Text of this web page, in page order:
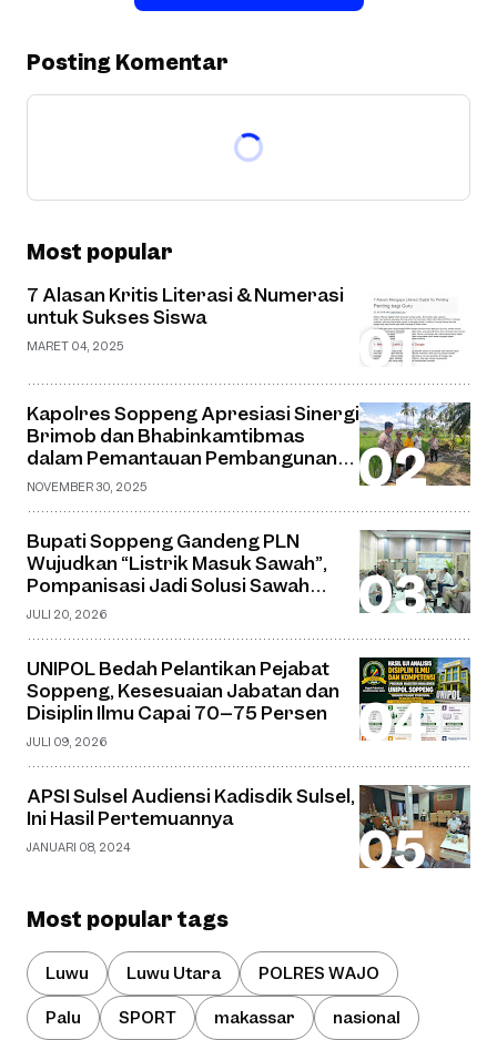
Posting Komentar
Most popular
7 Alasan Kritis Literasi & Numerasi
untuk Sukses Siswa
MARET 04, 2025
Kapolres Soppeng Apresiasi Sinergi
Brimob dan Bhabinkamtibmas
dalam Pemantauan Pembangunan
Jembatan Gantung di Desa Watu
NOVEMBER 30, 2025
Bupati Soppeng Gandeng PLN
Wujudkan “Listrik Masuk Sawah”,
Pompanisasi Jadi Solusi Sawah
Tadah Hujan
JULI 20, 2026
UNIPOL Bedah Pelantikan Pejabat
Soppeng, Kesesuaian Jabatan dan
Disiplin Ilmu Capai 70–75 Persen
JULI 09, 2026
APSI Sulsel Audiensi Kadisdik Sulsel,
Ini Hasil Pertemuannya
JANUARI 08, 2024
Most popular tags
Luwu Luwu Utara POLRES WAJO
Palu SPORT makassar nasional